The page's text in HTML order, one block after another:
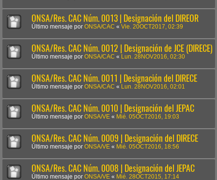
ONSA/Res. CAC Núm. 0013 | Designación del DIREOR
Último mensaje por ONSA/CAC « Vie. 20OCT2017, 02:39
ONSA/Res. CAC Núm. 0012 | Designación de JCE (DIRECE)
Último mensaje por ONSA/CAC « Lun. 28NOV2016, 02:30
ONSA/Res. CAC Núm. 0011 | Designación del DIRECE
Último mensaje por ONSA/CAC « Lun. 28NOV2016, 02:01
ONSA/Res. CAC Núm. 0010 | Designación del JEPAC
Último mensaje por ONSA/VE « Mié. 05OCT2016, 19:03
ONSA/Res. CAC Núm. 0009 | Designación del DIRECE
Último mensaje por ONSA/VE « Mié. 05OCT2016, 18:56
ONSA/Res. CAC Núm. 0008 | Designación del JEPAC
Último mensaje por ONSA/VE « Mié. 28OCT2015, 17:14